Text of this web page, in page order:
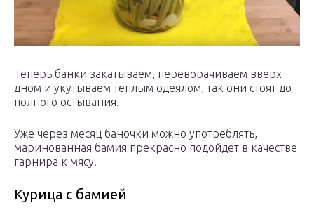
Теперь банки закатываем, переворачиваем вверх
дном и укутываем теплым одеялом, так они стоят до
полного остывания.
Уже через месяц баночки можно употреблять,
маринованная бамия прекрасно подойдет в качестве
гарнира к мясу.
Курица с бамией